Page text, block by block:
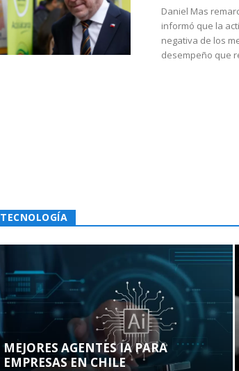
Daniel Mas
informó que la
negativa de los
desempeño que
TECNOLOGÍA
MEJORES AGENTES IA PARA
EMPRESAS EN CHILE